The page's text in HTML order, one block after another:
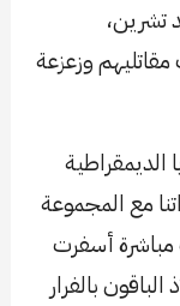
تشرين،
وزعزعة
الديمقراطية
“تعاملت قواتنا مع المجموعة
مباشرة أسفرت
بالفرار